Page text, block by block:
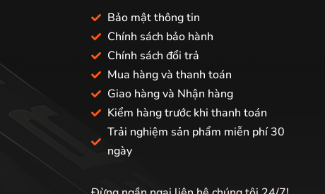
Bảo mật thông tin
Chính sách bảo hành
Chính sách đổi trả
Mua hàng và thanh toán
Giao hàng và Nhận hàng
Kiểm hàng trước khi thanh toán
Trải nghiệm sản phẩm miễn phí 30
ngày